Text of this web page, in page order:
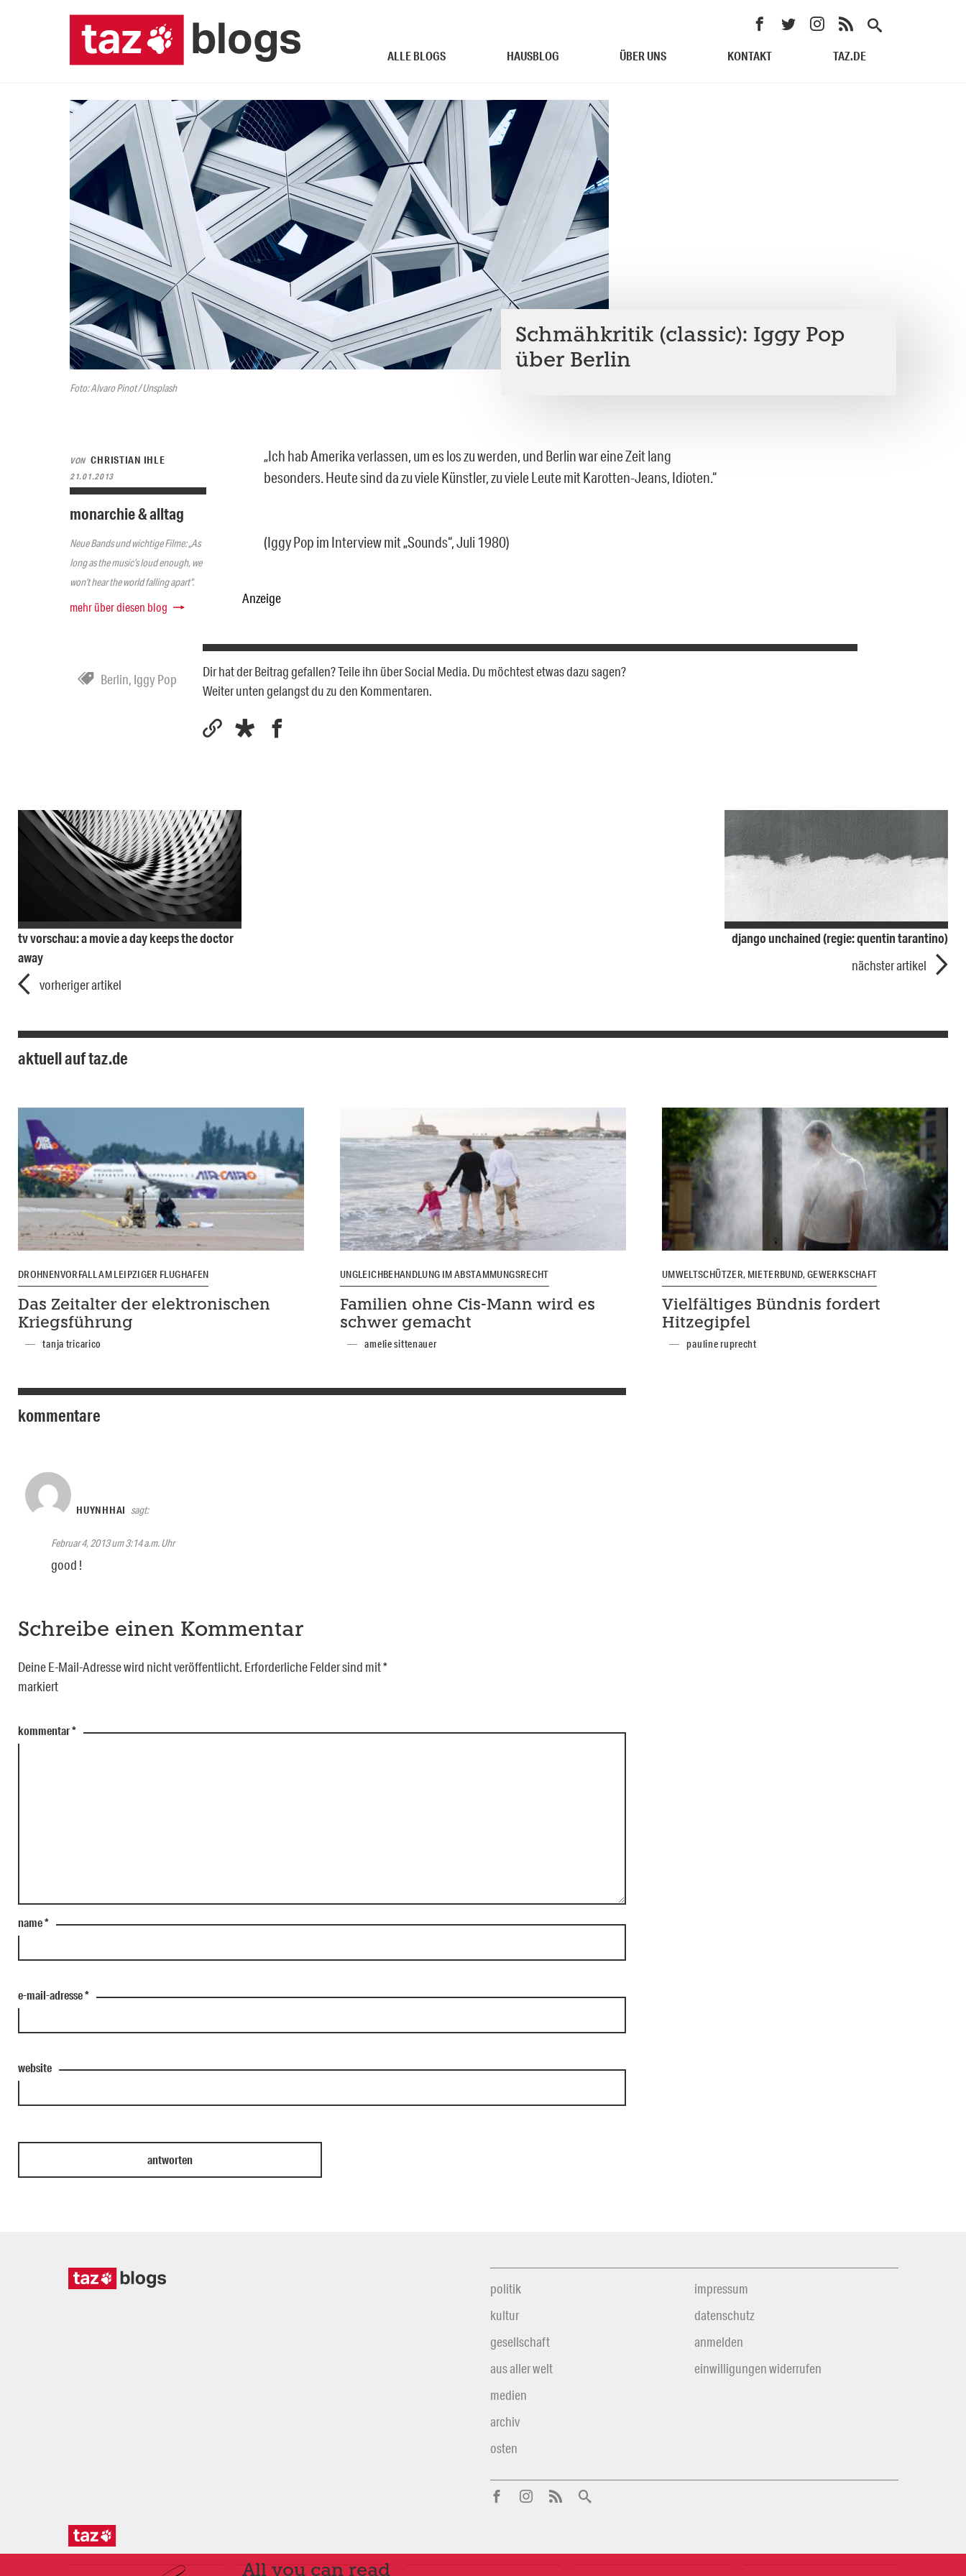
ALLE BLOGS HAUSBLOG ÜBER UNS KONTAKT TAZ.DE
Foto: Alvaro Pinot / Unsplash
Schmähkritik (classic): Iggy Pop
über Berlin
VON CHRISTIAN IHLE
21.01.2013
monarchie & alltag
Neue Bands und wichtige Filme: „As
long as the music’s loud enough, we
won’t hear the world falling apart“.
mehr über diesen blog
„Ich hab Amerika verlassen, um es los zu werden, und Berlin war eine Zeit lang
besonders. Heute sind da zu viele Künstler, zu viele Leute mit Karotten-Jeans, Idioten.“
(Iggy Pop im Interview mit „Sounds“, Juli 1980)
Anzeige
Berlin, Iggy Pop
Dir hat der Beitrag gefallen? Teile ihn über Social Media. Du möchtest etwas dazu sagen?
Weiter unten gelangst du zu den Kommentaren.
tv vorschau: a movie a day keeps the doctor
away
vorheriger artikel
django unchained (regie: quentin tarantino)
nächster artikel
aktuell auf taz.de
DROHNENVORFALL AM LEIPZIGER FLUGHAFEN
Das Zeitalter der elektronischen
Kriegsführung
tanja tricarico
UNGLEICHBEHANDLUNG IM ABSTAMMUNGSRECHT
Familien ohne Cis-Mann wird es
schwer gemacht
amelie sittenauer
UMWELTSCHÜTZER, MIETERBUND, GEWERKSCHAFT
Vielfältiges Bündnis fordert
Hitzegipfel
pauline ruprecht
kommentare
HUYNHHAI sagt:
Februar 4, 2013 um 3:14 a.m. Uhr
good !
Schreibe einen Kommentar
Deine E-Mail-Adresse wird nicht veröffentlicht. Erforderliche Felder sind mit*
markiert
kommentar*
name*
e-mail-adresse*
website
All you can read
politik
kultur
gesellschaft
aus aller welt
medien
archiv
osten
impressum
datenschutz
anmelden
einwilligungen widerrufen